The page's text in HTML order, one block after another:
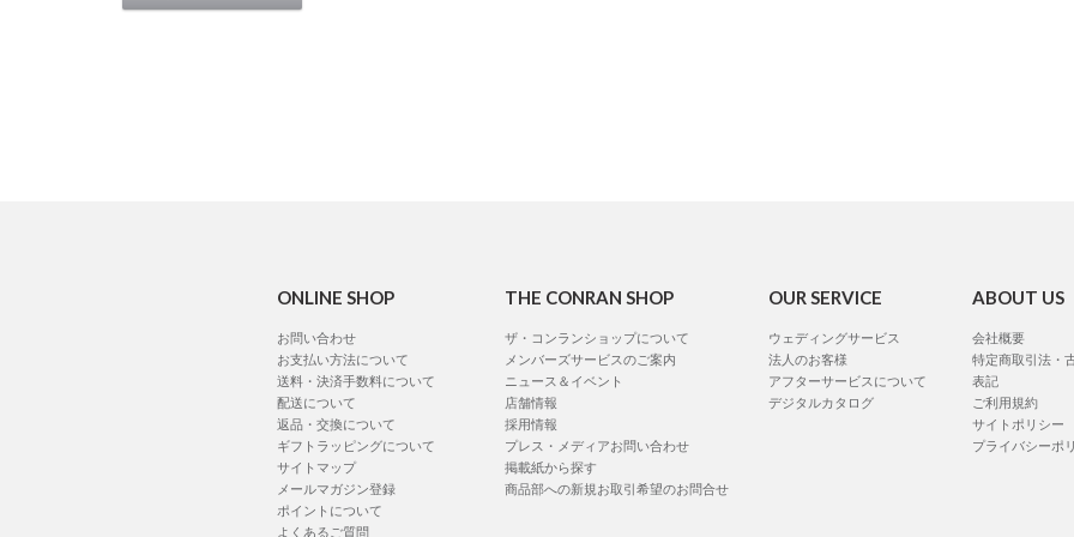
ONLINE SHOP
お問い合わせ
お支払い方法について
送料・決済手数料について
配送について
返品・交換について
ギフトラッピングについて
サイトマップ
メールマガジン登録
ポイントについて
よくあるご質問
THE CONRAN SHOP
ザ・コンランショップについて
メンバーズサービスのご案内
ニュース＆イベント
店舗情報
採用情報
プレス・メディアお問い合わせ
掲載紙から探す
商品部への新規お取引希望のお問合せ
OUR SERVICE
ウェディングサービス
法人のお客様
アフターサービスについて
デジタルカタログ
ABOUT US
会社概要
特定商取引法・
表記
ご利用規約
サイトポリシー
プライバシーポ